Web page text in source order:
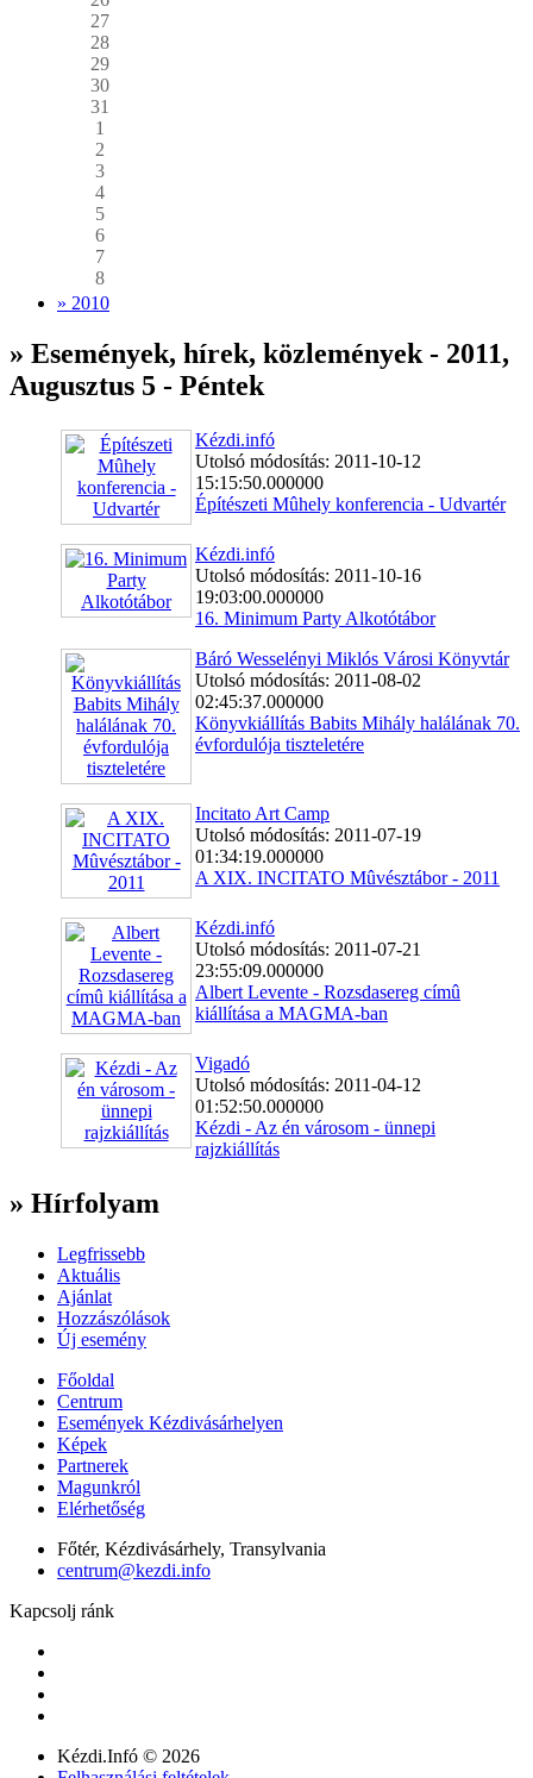
27
28
29
30
31
1
2
3
4
5
6
7
8
» 2010
» Események, hírek, közlemények - 2011,
Augusztus 5 - Péntek
Kézdi.infó
Utolsó módosítás: 2011-10-12
15:15:50.000000
Építészeti Mûhely konferencia - Udvartér
Kézdi.infó
Utolsó módosítás: 2011-10-16
19:03:00.000000
16. Minimum Party Alkotótábor
Báró Wesselényi Miklós Városi Könyvtár
Utolsó módosítás: 2011-08-02
02:45:37.000000
Könyvkiállítás Babits Mihály halálának 70.
évfordulója tiszteletére
Incitato Art Camp
Utolsó módosítás: 2011-07-19
01:34:19.000000
A XIX. INCITATO Mûvésztábor - 2011
Kézdi.infó
Utolsó módosítás: 2011-07-21
23:55:09.000000
Albert Levente - Rozsdasereg címû
kiállítása a MAGMA-ban
Vigadó
Utolsó módosítás: 2011-04-12
01:52:50.000000
Kézdi - Az én városom - ünnepi
rajzkiállítás
» Hírfolyam
Legfrissebb
Aktuális
Ajánlat
Hozzászólások
Új esemény
Főoldal
Centrum
Események Kézdivásárhelyen
Képek
Partnerek
Magunkról
Elérhetőség
Főtér, Kézdivásárhely, Transylvania
centrum@kezdi.info
Kapcsolj ránk
Kézdi.Infó © 2026